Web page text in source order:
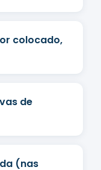
colocado,
de
(nas